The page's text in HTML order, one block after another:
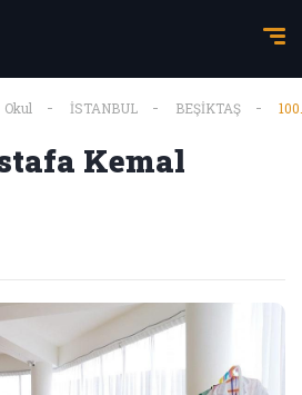
Okul İSTANBUL BEŞİKTAŞ
Kemal